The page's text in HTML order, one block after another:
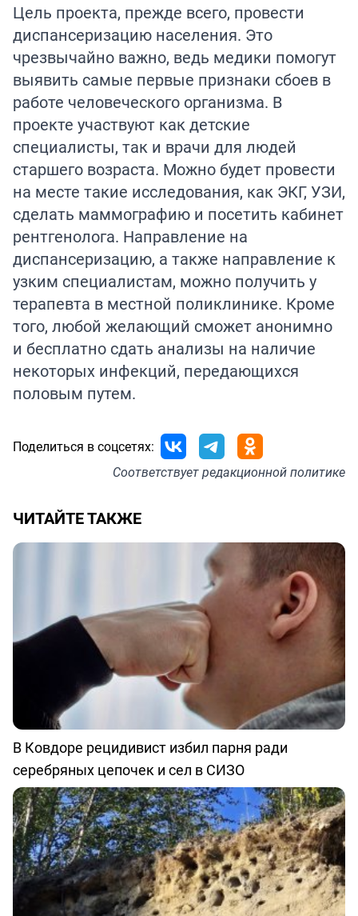
Цель проекта, прежде всего, провести
диспансеризацию населения. Это
чрезвычайно важно, ведь медики помогут
выявить самые первые признаки сбоев в
работе человеческого организма. В
проекте участвуют как детские
специалисты, так и врачи для людей
старшего возраста. Можно будет провести
на месте такие исследования, как ЭКГ, УЗИ,
сделать маммографию и посетить кабинет
рентгенолога. Направление на
диспансеризацию, а также направление к
узким специалистам, можно получить у
терапевта в местной поликлинике. Кроме
того, любой желающий сможет анонимно
и бесплатно сдать анализы на наличие
некоторых инфекций, передающихся
половым путем.
Поделиться в соцсетях:
Соответствуетредакционной политике
ЧИТАЙТЕ ТАКЖЕ
В Ковдоре рецидивист избил парня ради
серебряных цепочек и сел в СИЗО